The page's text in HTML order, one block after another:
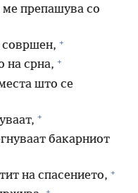
препашува со
совршен, +
на срна, +
што се
+
бакарниот
на спасението, +